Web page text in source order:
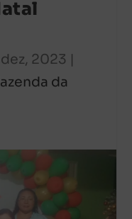
2023 |
da